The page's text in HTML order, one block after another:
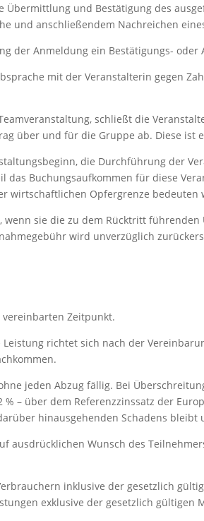
und Bestätigung des
und anschließendem Nachreichen
der Anmeldung ein Bestätigungs- oder
mit der Veranstalterin gegen
schließt die
über und für die Gruppe ab. Diese ist
die Durchführung der
Buchungsaufkommen für diese
wirtschaftlichen Opfergrenze bedeuten
sie die zu dem Rücktritt
wird unverzüglich
Zeitpunkt.
richtet sich nach der
jeden Abzug fällig. Bei
– über dem Referenzzinssatz der
hinausgehenden Schadens bleibt
ausdrücklichen Wunsch des
inklusive der gesetzlich
exklusive der gesetzlich gültigen